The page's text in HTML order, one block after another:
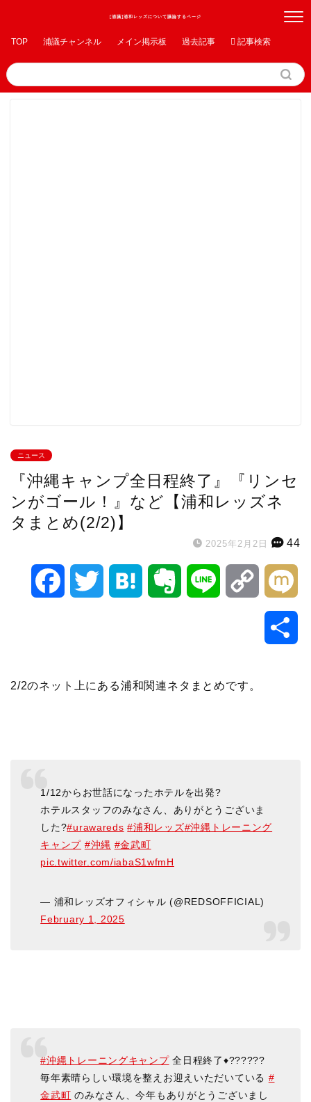
[浦議]浦和レッズについて議論するページ
TOP 浦議チャンネル メイン掲示板 過去記事  記事検索
ニュース
『沖縄キャンプ全日程終了』『リンセ
ンがゴール！』など【浦和レッズネ
タまとめ(2/2)】
2025年2月2日 44
e
k
t e r
e
e
o
k
2/2のネット上にある浦和関連ネタまとめです。
1/12からお世話になったホテルを出発?
ホテルスタッフのみなさん、ありがとうございま
した?#urawareds #浦和レッズ#沖縄トレーニング
キャンプ #沖縄 #金武町
pic.twitter.com/iabaS1wfmH
— 浦和レッズオフィシャル (@REDSOFFICIAL)
February 1, 2025
#沖縄トレーニングキャンプ全日程終了♦️??????
毎年素晴らしい環境を整えお迎えいただいている #
金武町 のみなさん、今年もありがとうございまし